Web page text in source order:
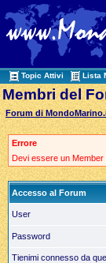
Topic Attivi Lista
Membri del
Forum di
Errore
Devi essere un
Accesso al Forum
User
Password
Tienimi connesso da